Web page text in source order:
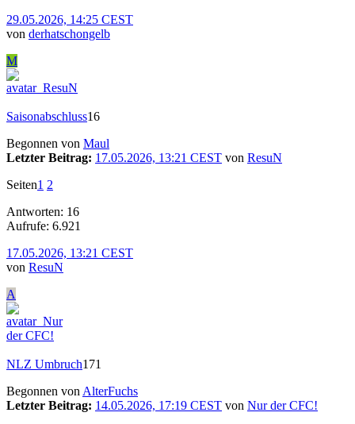
29.05.2026, 14:25 CEST
von derhatschongelb
M
Saisonabschluss16
Begonnen von Maul
Letzter Beitrag: 17.05.2026, 13:21 CEST von ResuN
Seiten1 2
Antworten: 16
Aufrufe: 6.921
17.05.2026, 13:21 CEST
von ResuN
A
NLZ Umbruch171
Begonnen von AlterFuchs
Letzter Beitrag: 14.05.2026, 17:19 CEST von Nur der CFC!